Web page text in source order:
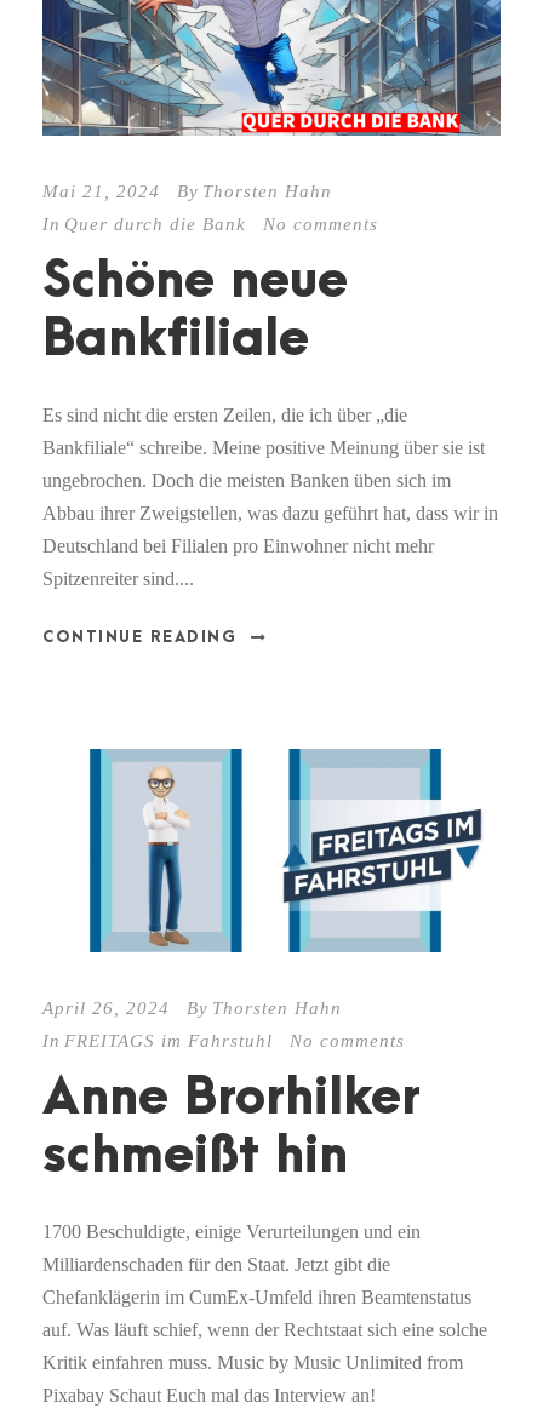
Mai 21, 2024 By Thorsten Hahn
In Quer durch die Bank No comments
Schöne neue
Bankfiliale
Es sind nicht die ersten Zeilen, die ich über „die
Bankfiliale“ schreibe. Meine positive Meinung über sie ist
ungebrochen. Doch die meisten Banken üben sich im
Abbau ihrer Zweigstellen, was dazu geführt hat, dass wir in
Deutschland bei Filialen pro Einwohner nicht mehr
Spitzenreiter sind....
CONTINUE READING
April 26, 2024 By Thorsten Hahn
In FREITAGS im Fahrstuhl No comments
Anne Brorhilker
schmeißt hin
1700 Beschuldigte, einige Verurteilungen und ein
Milliardenschaden für den Staat. Jetzt gibt die
Chefanklägerin im CumEx-Umfeld ihren Beamtenstatus
auf. Was läuft schief, wenn der Rechtstaat sich eine solche
Kritik einfahren muss. Music by Music Unlimited from
Pixabay Schaut Euch mal das Interview an!